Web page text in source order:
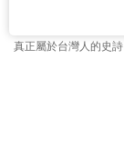
真正屬於台灣人的史詩